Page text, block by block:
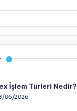
İşlem Türleri Nedir?
06/2026